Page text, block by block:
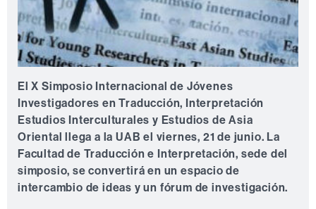
El X Simposio Internacional de Jóvenes
Investigadores en Traducción, Interpretación
Estudios Interculturales y Estudios de Asia
Oriental llega a la UAB el viernes, 21 de junio. La
Facultad de Traducción e Interpretación, sede del
simposio, se convertirá en un espacio de
intercambio de ideas y un fórum de investigación.